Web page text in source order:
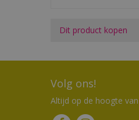
Dit product kopen
Volg ons!
Altijd op de hoogte